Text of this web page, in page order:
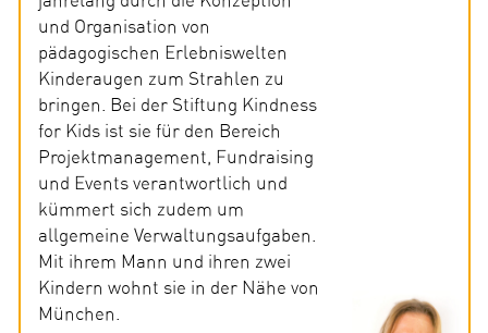
und Organisation von
pädagogischen Erlebniswelten
Kinderaugen zum Strahlen zu
bringen. Bei der Stiftung Kindness
for Kids ist sie für den Bereich
Projektmanagement, Fundraising
und Events verantwortlich und
kümmert sich zudem um
allgemeine Verwaltungsaufgaben.
Mit ihrem Mann und ihren zwei
Kindern wohnt sie in der Nähe von
München.